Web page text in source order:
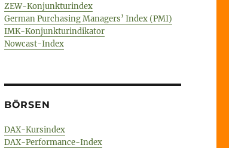
ZEW-Konjunkturindex
German Purchasing Managers’ Index (PMI)
IMK-Konjunkturindikator
Nowcast-Index
BÖRSEN
DAX-Kursindex
DAX-Performance-Index